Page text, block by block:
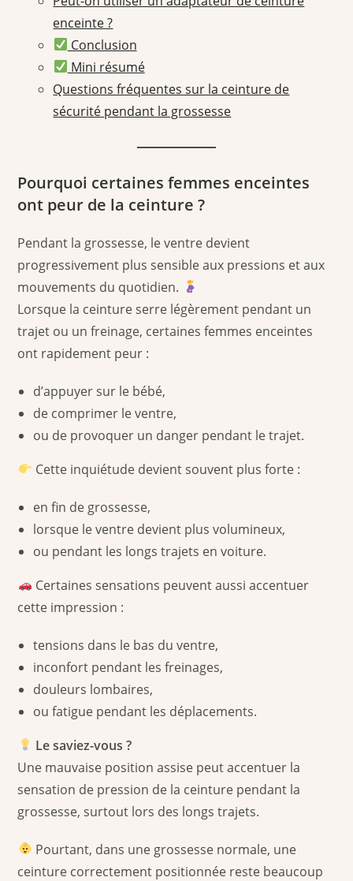
enceinte ?
Conclusion
Mini résumé
Questions fréquentes sur la ceinture de
sécurité pendant la grossesse
Pourquoi certaines femmes enceintes
ont peur de la ceinture ?
Pendant la grossesse, le ventre devient
progressivement plus sensible aux pressions et aux
mouvements du quotidien.
Lorsque la ceinture serre légèrement pendant un
trajet ou un freinage, certaines femmes enceintes
ont rapidement peur :
d’appuyer sur le bébé,
de comprimer le ventre,
ou de provoquer un danger pendant le trajet.
Cette inquiétude devient souvent plus forte :
en fin de grossesse,
lorsque le ventre devient plus volumineux,
ou pendant les longs trajets en voiture.
Certaines sensations peuvent aussi accentuer
cette impression :
tensions dans le bas du ventre,
inconfort pendant les freinages,
douleurs lombaires,
ou fatigue pendant les déplacements.
Le saviez-vous ?
Une mauvaise position assise peut accentuer la
sensation de pression de la ceinture pendant la
grossesse, surtout lors des longs trajets.
Pourtant, dans une grossesse normale, une
ceinture correctement positionnée reste beaucoup